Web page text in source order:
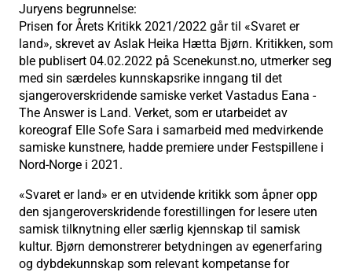
Juryens begrunnelse:
Prisen for Årets Kritikk 2021/2022 går til «Svaret er
land», skrevet av Aslak Heika Hætta Bjørn. Kritikken, som
ble publisert 04.02.2022 på Scenekunst.no, utmerker seg
med sin særdeles kunnskapsrike inngang til det
sjangeroverskridende samiske verket Vastadus Eana -
The Answer is Land. Verket, som er utarbeidet av
koreograf Elle Sofe Sara i samarbeid med medvirkende
samiske kunstnere, hadde premiere under Festspillene i
Nord-Norge i 2021.
«Svaret er land» er en utvidende kritikk som åpner opp
den sjangeroverskridende forestillingen for lesere uten
samisk tilknytning eller særlig kjennskap til samisk
kultur. Bjørn demonstrerer betydningen av egenerfaring
og dybdekunnskap som relevant kompetanse for